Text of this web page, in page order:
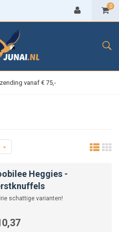
0
vanaf € 75,-
Heggies -
schattige varianten!